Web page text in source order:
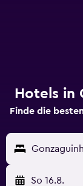
Hotels in
Finde die
So 16.8.